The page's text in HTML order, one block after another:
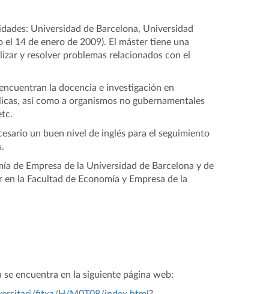
Universidad de Barcelona, Universidad
14 de enero de 2009). El máster tiene una
y resolver problemas relacionados con el
la docencia e investigación en
así como a organismos no gubernamentales
un buen nivel de inglés para el seguimiento
de Empresa de la Universidad de Barcelona y de
la Facultad de Economía y Empresa de la
encuentra en la siguiente página web: